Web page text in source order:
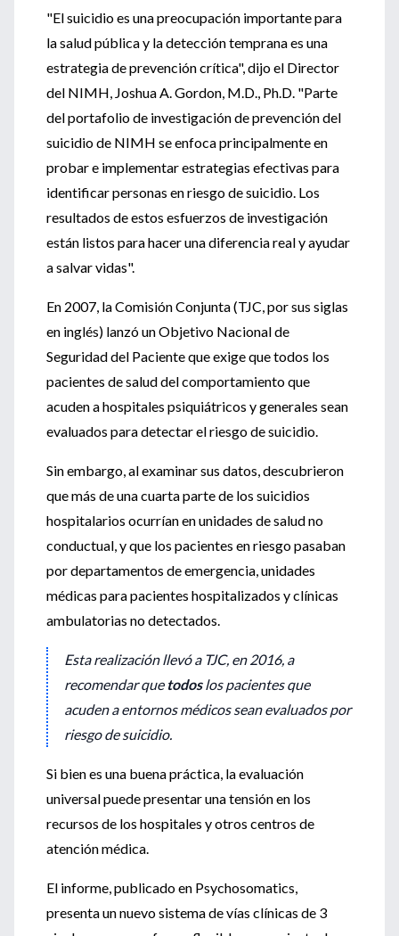
"El suicidio es una preocupación importante para
la salud pública y la detección temprana es una
estrategia de prevención crítica", dijo el Director
del NIMH, Joshua A. Gordon, M.D., Ph.D. "Parte
del portafolio de investigación de prevención del
suicidio de NIMH se enfoca principalmente en
probar e implementar estrategias efectivas para
identificar personas en riesgo de suicidio. Los
resultados de estos esfuerzos de investigación
están listos para hacer una diferencia real y ayudar
a salvar vidas".
En 2007, la Comisión Conjunta (TJC, por sus siglas
en inglés) lanzó un Objetivo Nacional de
Seguridad del Paciente que exige que todos los
pacientes de salud del comportamiento que
acuden a hospitales psiquiátricos y generales sean
evaluados para detectar el riesgo de suicidio.
Sin embargo, al examinar sus datos, descubrieron
que más de una cuarta parte de los suicidios
hospitalarios ocurrían en unidades de salud no
conductual, y que los pacientes en riesgo pasaban
por departamentos de emergencia, unidades
médicas para pacientes hospitalizados y clínicas
ambulatorias no detectados.
Esta realización llevó a TJC, en 2016, a
recomendar quetodoslos pacientes que
acuden a entornos médicos sean evaluados por
riesgo de suicidio.
Si bien es una buena práctica, la evaluación
universal puede presentar una tensión en los
recursos de los hospitales y otros centros de
atención médica.
El informe, publicado en Psychosomatics,
presenta un nuevo sistema de vías clínicas de 3